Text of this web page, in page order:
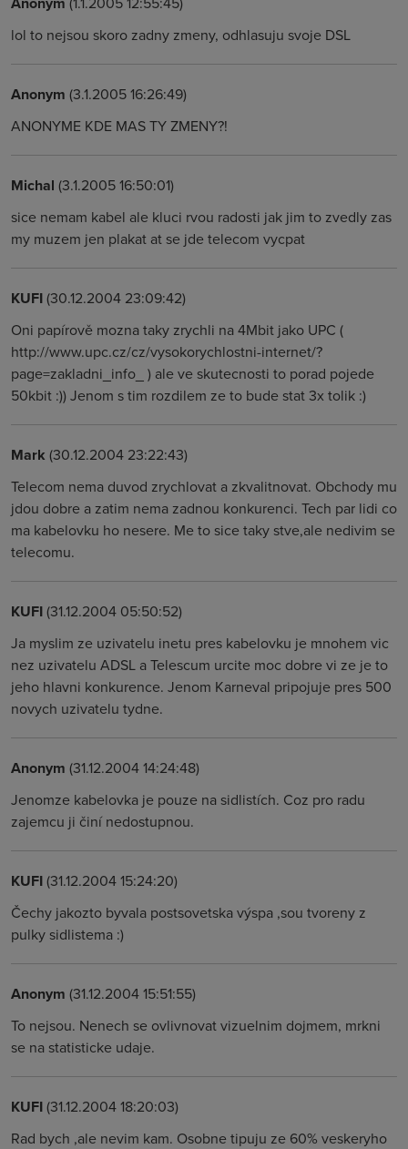
lol to nejsou skoro zadny zmeny, odhlasuju svoje DSL
Anonym (3.1.2005 16:26:49)
ANONYME KDE MAS TY ZMENY?!
Michal (3.1.2005 16:50:01)
sice nemam kabel ale kluci rvou radosti jak jim to zvedly zas
my muzem jen plakat at se jde telecom vycpat
KUFI(30.12.2004 23:09:42)
Oni papírově mozna taky zrychli na 4Mbit jako UPC (
http://www.upc.cz/cz/vysokorychlostni-internet/?
page=zakladni_info_ ) ale ve skutecnosti to porad pojede
50kbit :)) Jenom s tim rozdilem ze to bude stat 3x tolik :)
Mark (30.12.2004 23:22:43)
Telecom nema duvod zrychlovat a zkvalitnovat. Obchody mu
jdou dobre a zatim nema zadnou konkurenci. Tech par lidi co
ma kabelovku ho nesere. Me to sice taky stve,ale nedivim se
telecomu.
KUFI(31.12.2004 05:50:52)
Ja myslim ze uzivatelu inetu pres kabelovku je mnohem vic
nez uzivatelu ADSL a Telescum urcite moc dobre vi ze je to
jeho hlavni konkurence. Jenom Karneval pripojuje pres 500
novych uzivatelu tydne.
Anonym (31.12.2004 14:24:48)
Jenomze kabelovka je pouze na sidlistích. Coz pro radu
zajemcu ji činí nedostupnou.
KUFI(31.12.2004 15:24:20)
Čechy jakozto byvala postsovetska výspa ,sou tvoreny z
pulky sidlistema :)
Anonym (31.12.2004 15:51:55)
To nejsou. Nenech se ovlivnovat vizuelnim dojmem, mrkni
se na statisticke udaje.
KUFI(31.12.2004 18:20:03)
Rad bych ,ale nevim kam. Osobne tipuju ze 60% veskeryho